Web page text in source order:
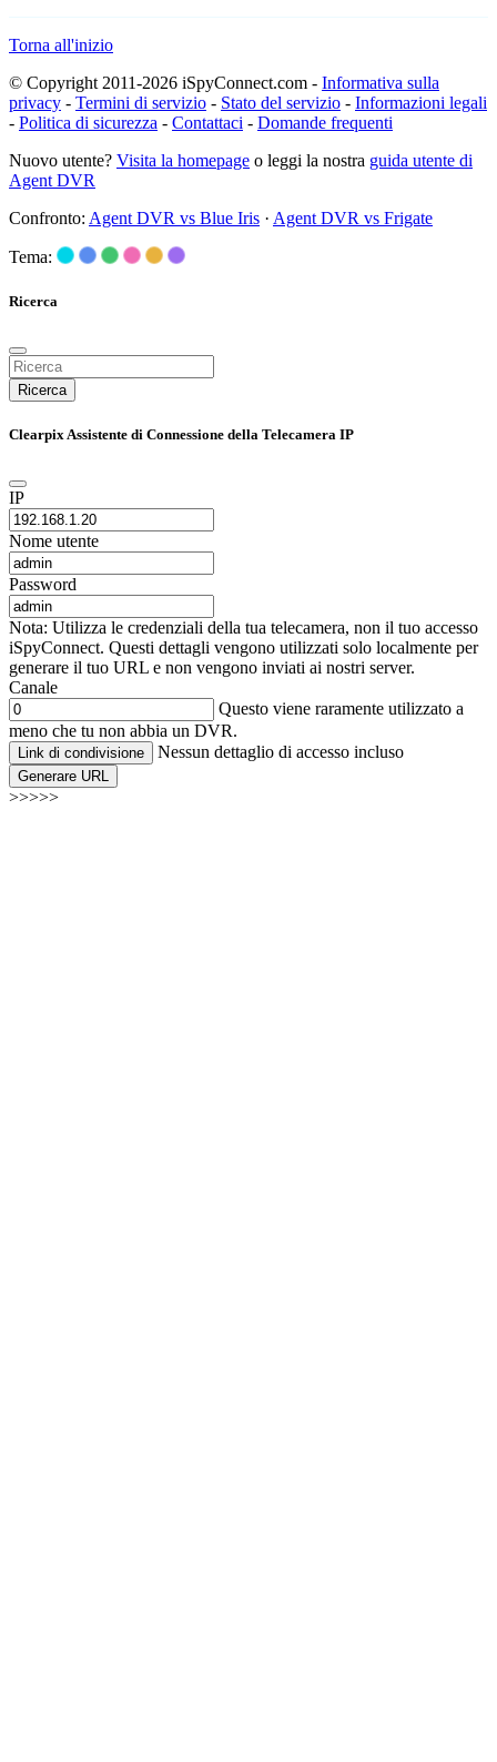
Torna all'inizio
© Copyright 2011-2026 iSpyConnect.com - Informativa sulla
privacy - Termini di servizio - Stato del servizio - Informazioni legali
- Politica di sicurezza - Contattaci - Domande frequenti
Nuovo utente? Visita la homepage o leggi la nostra guida utente di
Agent DVR
Confronto: Agent DVR vs Blue Iris · Agent DVR vs Frigate
Tema:
Ricerca
Ricerca
Clearpix Assistente di Connessione della Telecamera IP
IP
Nome utente
Password
Nota: Utilizza le credenziali della tua telecamera, non il tuo accesso
iSpyConnect. Questi dettagli vengono utilizzati solo localmente per
generare il tuo URL e non vengono inviati ai nostri server.
Canale
Questo viene raramente utilizzato a
meno che tu non abbia un DVR.
Link di condivisione Nessun dettaglio di accesso incluso
Generare URL
>>>>>